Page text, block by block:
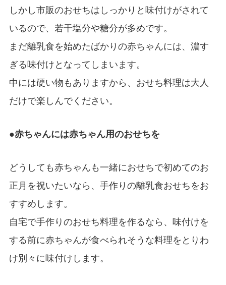
しかし市販のおせちはしっかりと味付けがされて
いるので、若干塩分や糖分が多めです。
まだ離乳食を始めたばかりの赤ちゃんには、濃す
ぎる味付けとなってしまいます。
中には硬い物もありますから、おせち料理は大人
だけで楽しんでください。
●赤ちゃんには赤ちゃん用のおせちを
どうしても赤ちゃんも一緒におせちで初めてのお
正月を祝いたいなら、手作りの離乳食おせちをお
すすめします。
自宅で手作りのおせち料理を作るなら、味付けを
する前に赤ちゃんが食べられそうな料理をとりわ
け別々に味付けします。